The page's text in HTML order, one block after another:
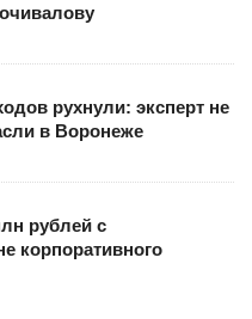
рухнули: эксперт не
в Воронеже
рублей с
корпоративного